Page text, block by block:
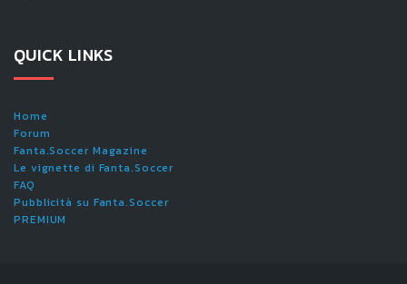
QUICK LINKS
Home
Forum
Fanta.Soccer Magazine
Le vignette di Fanta.Soccer
FAQ
Pubblicità su Fanta.Soccer
PREMIUM